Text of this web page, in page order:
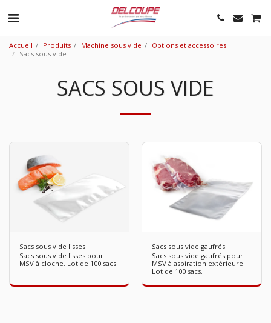
Accueil Produits Machine sous vide
Options et accessoires
Sacs sous vide
SACS SOUS VIDE
Sacs sous vide lisses
Sacs sous vide lisses pour
MSV à cloche. Lot de 100 sacs.
Sacs sous vide gaufrés
Sacs sous vide gaufrés pour
MSV à aspiration extérieure.
Lot de 100 sacs.